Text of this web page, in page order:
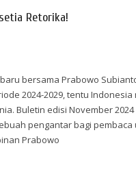
Retorika!
bersama Prabowo
2024-2029, tentu
Buletin edisi November
pengantar bagi
Prabowo